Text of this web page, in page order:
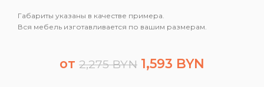
Габариты указаны в качестве примера.
Вся мебель изготавливается по вашим размерам.
от 2,275BYN 1,593 BYN